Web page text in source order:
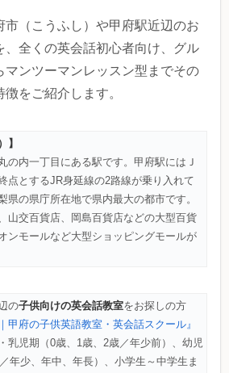
市（こうふし）や甲府駅近辺のお
、全くの英会話初心者向け、グル
マンツーマンレッスン型までその
をご紹介します。
】
の内一丁目にある駅です。甲府駅にはＪ
点とするJR身延線の2路線が乗り入れて
県の県庁所在地で県内最大の都市です。
山交百貨店、岡島百貨店などの大型百貨
ンモールなど大型ショッピングモールが
の子供向けの英会話教室をお探しの方
甲府の子供英語教室・英会話スクール』
乳児期（0歳、1歳、2歳／年少前）、幼児
年少、年中、年長）、小学生～中学生ま